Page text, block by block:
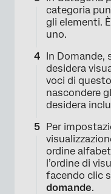
categoria
gli elementi.
uno.
In Domande,
desidera
voci di
nascondere
desidera
Per
ordine
l’ordine di
facendo clic
domande.